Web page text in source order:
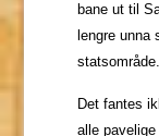
bane ut til
lengre unna
statsområde.
Det fantes
alle